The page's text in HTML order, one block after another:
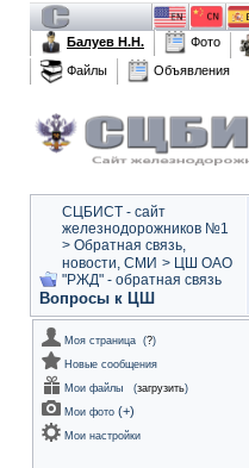
Балуев Н.Н.
Фото
Файлы
Объявления
СЦБИСТ - сайт
железнодорожников №1
> Обратная связь,
новости, СМИ > ЦШ ОАО
"РЖД" - обратная связь
Вопросы к ЦШ
Моя страница (?)
Новые сообщения
Мои файлы
(загрузить)
Мои фото (+)
Мои настройки